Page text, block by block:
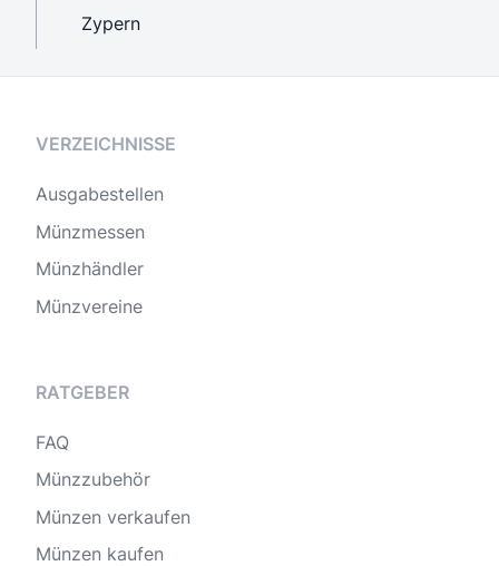
Zypern
VERZEICHNISSE
Ausgabestellen
Münzmessen
Münzhändler
Münzvereine
RATGEBER
FAQ
Münzzubehör
Münzen verkaufen
Münzen kaufen